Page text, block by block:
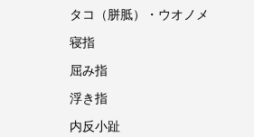
タコ（胼胝）・ウオノメ
寝指
屈み指
浮き指
内反小趾